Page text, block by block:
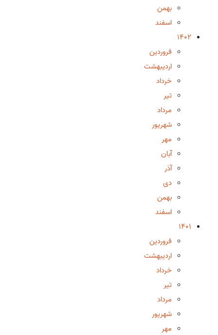
بهمن
اسفند
1402
فروردین
اردیبهشت
خرداد
تیر
مرداد
شهریور
مهر
آبان
آذر
دی
بهمن
اسفند
1401
فروردین
اردیبهشت
خرداد
تیر
مرداد
شهریور
مهر